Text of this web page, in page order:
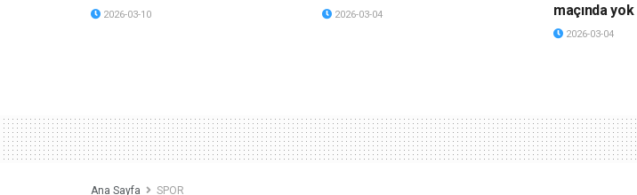
2026-03-10 2026-03-04
maçında yok
2026-03-04
Ana Sayfa SPOR